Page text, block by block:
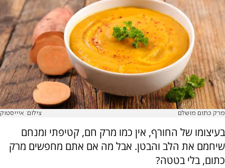
מרק כתום מושלם צילום: איייסטוק
בעיצומו של החורף, אין כמו מרק חם, קטיפתי ומנחם
שיחמם את הלב והבטן. אבל מה אם אתם מחפשים מרק
כתום, בלי בטטה?